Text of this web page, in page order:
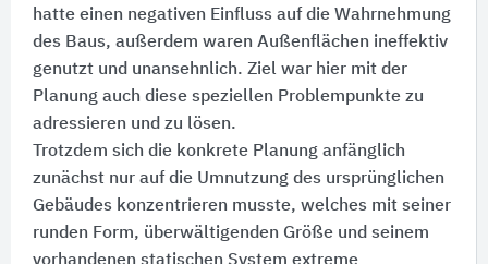
hatte einen negativen Einfluss auf die Wahrnehmung
des Baus, außerdem waren Außenflächen ineffektiv
genutzt und unansehnlich. Ziel war hier mit der
Planung auch diese speziellen Problempunkte zu
adressieren und zu lösen.
Trotzdem sich die konkrete Planung anfänglich
zunächst nur auf die Umnutzung des ursprünglichen
Gebäudes konzentrieren musste, welches mit seiner
runden Form, überwältigenden Größe und seinem